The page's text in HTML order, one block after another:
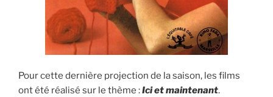
Pour cette dernière projection de la saison, les films
ont été réalisé sur le thème :Ici et maintenant.